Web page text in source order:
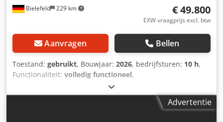
Bielefeld 229 km € 49.800
EXW vraagprijs excl. btw
Aanvragen Bellen
Toestand: gebruikt, Bouwjaar: 2026, bedrijfsturen: 10 h,
Functionaliteit: volledig functioneel,
2026-078
mm, werkhoogte:100 mm, snijbreedte (max.):1.600 mm,
aantal posities in het gereedschapsmagazijn: 2, Gebruikte
Advertentie